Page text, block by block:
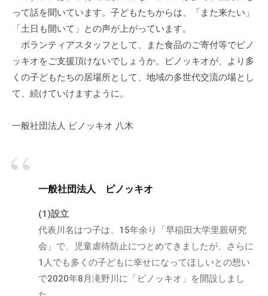
って話を聞いています。子どもたちからは、「また来たい」
「土日も開いて」との声が上がっています。
ボランティアスタッフとして、また食品のご寄付等でピノ
ッキオをご支援頂けないでしょうか。ピノッキオが、より多
くの子どもたちの居場所として、地域の多世代交流の場とし
て、続けていけますように。
一般社団法人 ピノッキオ 八木
一般社団法人 ピノッキオ
(1)設立
代表川名はつ子は、15年余り「早稲田大学里親研究
会」で、児童虐待防止につとめてきましたが、さらに
1人でも多くの子どもに幸せになってほしいとの想い
で2020年8月滝野川に「ピノッキオ」を開設しまし